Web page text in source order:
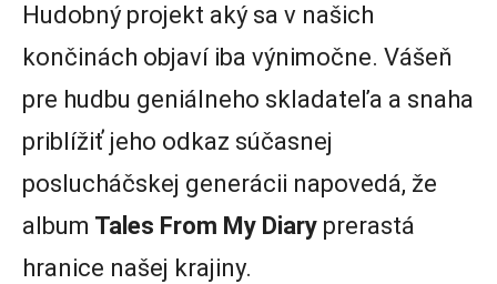
Hudobný projekt aký sa v našich
končinách objaví iba výnimočne. Vášeň
pre hudbu geniálneho skladateľa a snaha
priblížiť jeho odkaz súčasnej
poslucháčskej generácii napovedá, že
album Tales From My Diary prerastá
hranice našej krajiny.